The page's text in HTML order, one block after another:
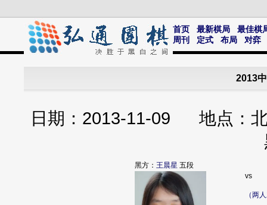
首页 最新棋局
最佳棋
周刊
定式 布局 对弈
2013
日期：2013-11-09 地点
黑方： 王晨星 五段
vs
（两